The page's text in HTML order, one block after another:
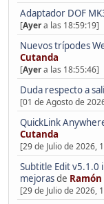
Adaptador DOF
[Ayera las 18:59:19]
Nuevos trípodes
Cutanda
[Ayera las 18:55:46]
Duda respecto a
[01 de Agosto de
QuickLink
Cutanda
[29 de Julio de 2026,
Subtitle Edit v5.1.0
mejorasde
[29 de Julio de 2026,